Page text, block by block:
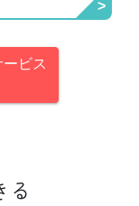
ビス
る